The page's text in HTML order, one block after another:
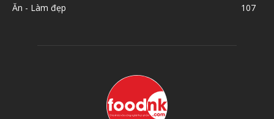
Ăn - Làm đẹp
107